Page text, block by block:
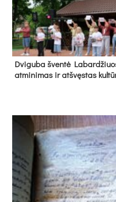
Dvi­gu­ba šven­tė
at­mi­ni­mas ir at­švęs­tas